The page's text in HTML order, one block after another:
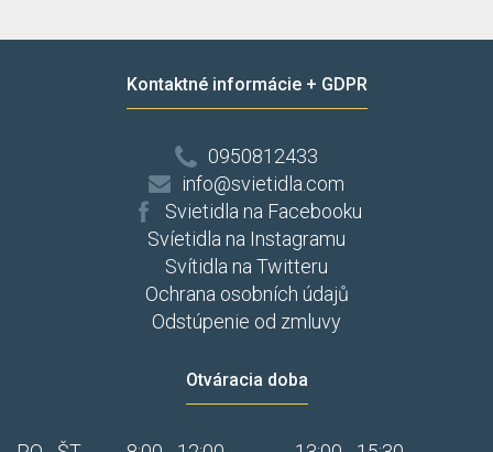
Kontaktné informácie + GDPR
0950812433
info@svietidla.com
Svietidla na Facebooku
Svíetidla na Instagramu
Svítidla na Twitteru
Ochrana osobních údajů
Odstúpenie od zmluvy
Otváracia doba